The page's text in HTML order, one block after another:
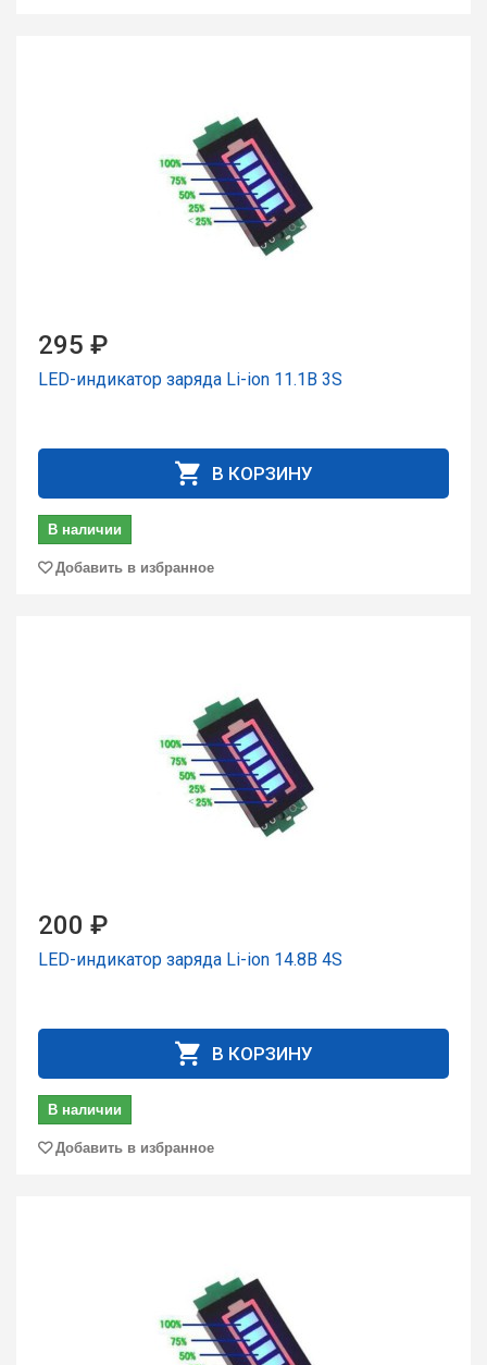
295 ₽
LED-индикатор заряда Li-ion 11.1В 3S
В КОРЗИНУ
В наличии
Добавить в избранное
200 ₽
LED-индикатор заряда Li-ion 14.8В 4S
В КОРЗИНУ
В наличии
Добавить в избранное